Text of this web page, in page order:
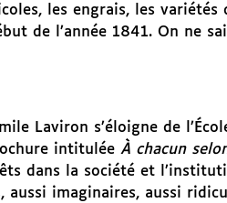
les engrais, les variétés
de l’année 1841. On ne
Laviron s’éloigne de
intitulée À chacun
dans la société et
aussi imaginaires, aussi